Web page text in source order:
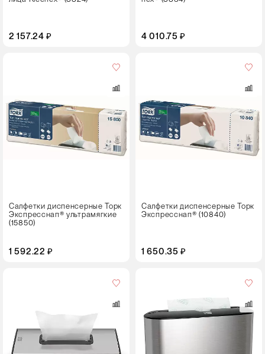
2 157.24 ₽ 4 010.75 ₽
Салфетки диспенсерные Торк
Экспресснап® ультрамягкие
(15850)
1 592.22 ₽
Салфетки диспенсерные Торк
Экспресснап® (10840)
1 650.35 ₽